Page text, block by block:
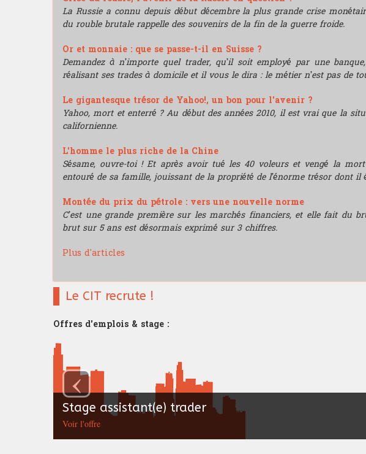
La Russie a connu depuis début décembre la plus grande crise
du rouble brutale rappelle des souvenirs de la fin de la guerre froide.
Or et monnaie : que se passe-t-il en Suisse ?
Demandez à n’importe quel trader, qu’il soit employé par une
réalisant ses trades à domicile et il vous le dira : le métier n’est pas de
Le gigantesque trésor de Yahoo!, un bon pour l'avenir ?
Yahoo, mort et enterré ? Au début des années 2010, il est vrai que la
californienne.
L'homme le plus riche de la Chine
Sésame, ouvre-toi ! Et après avoir tué les 40 voleurs et vengé la
entouré de sa famille, jouissant de la propriété de l’énorme trésor dont il
Montée du prix du pétrole : vers une nouvelle norme
C’est une grande première sur les marchés financiers, et elle fait du
brut sur 5 ans est désormais exprimé sur 3 chiffres.
Plus d'articles
Le CIT recrute !
Offres d'emplois & stage :
Stage assistant(e) trader
Voir l'offre
‹